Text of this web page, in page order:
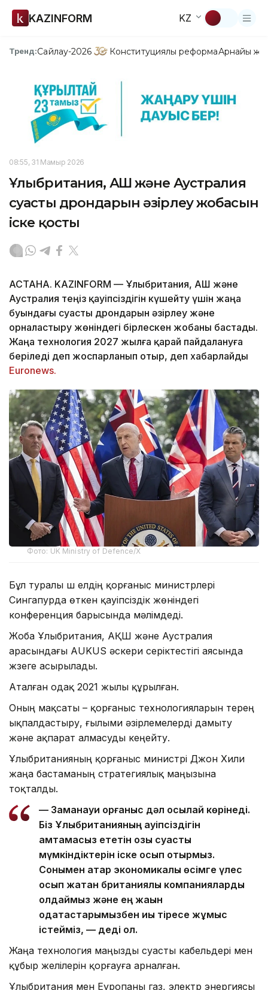
KAZINFORM KZ
Тренд:Сайлау-2026 Конституциялық реформаАрнайы
08:55, 31 Мамыр 2026
Ұлыбритания, АҚШ және Аустралия
суасты дрондарын әзірлеу жобасын
іске қосты
АСТАНА. KAZINFORM — Ұлыбритания, АҚШ және
Аустралия теңіз қауіпсіздігін күшейту үшін жаңа
буындағы суасты дрондарын әзірлеу және
орналастыру жөніндегі бірлескен жобаны бастады.
Жаңа технология 2027 жылға қарай пайдалануға
беріледі деп жоспарланып отыр, деп хабарлайды
Euronews.
Фото: UK Ministry of Defence/X
Бұл туралы үш елдің қорғаныс министрлері
Сингапурда өткен қауіпсіздік жөніндегі
конференция барысында мәлімдеді.
Жоба Ұлыбритания, АҚШ және Аустралия
арасындағы AUKUS әскери серіктестігі аясында
жүзеге асырылады.
Аталған одақ 2021 жылы құрылған.
Оның мақсаты – қорғаныс технологияларын терең
ықпалдастыру, ғылыми әзірлемелерді дамыту
және ақпарат алмасуды кеңейту.
Ұлыбританияның қорғаныс министрі Джон Хили
жаңа бастаманың стратегиялық маңызына
тоқталды.
— Заманауи қорғаныс дәл осылай көрінеді.
Біз Ұлыбританияның қауіпсіздігін
қамтамасыз ететін озық суасты
мүмкіндіктерін іске қосып отырмыз.
Сонымен қатар экономикалық өсімге үлес
қосып жатқан британиялық компанияларды
қолдаймыз және ең жақын
одақтастарымызбен иық тіресе жұмыс
істейміз, — деді ол.
Жаңа технология маңызды суасты кабельдері мен
құбыр желілерін қорғауға арналған.
Ұлыбритания мен Еуропаны газ, электр энергиясы